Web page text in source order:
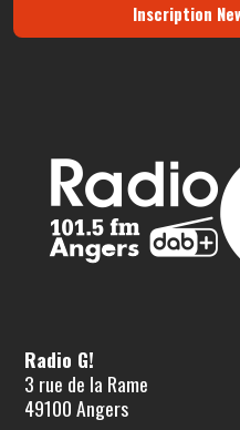
Inscription
Radio G!
3 rue de la Rame
49100 Angers